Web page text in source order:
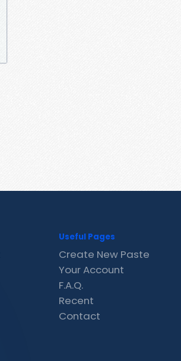
Useful Pages
Create New Paste
Your Account
F.A.Q.
Recent
Contact